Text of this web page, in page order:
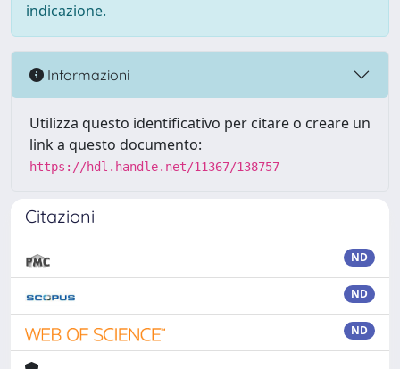
indicazione.
Informazioni
Utilizza questo identificativo per citare o creare un
link a questo documento:
https://hdl.handle.net/11367/138757
Citazioni
ND
ND
ND